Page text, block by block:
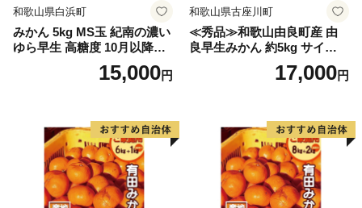
和歌山県白浜町
みかん 5kg MS玉 紀南の濃い
ゆら早生 高糖度 10月以降発
送 マルチ被覆栽培15,000円
和歌山県古座川町
≪秀品≫和歌山由良町産 由
良早生みかん 約5kg サイズお
まかせ【sml106C】17,000円